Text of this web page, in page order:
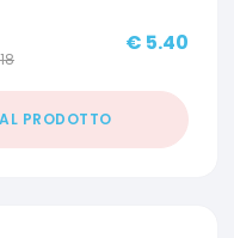
€ 5.40
PRODOTTO